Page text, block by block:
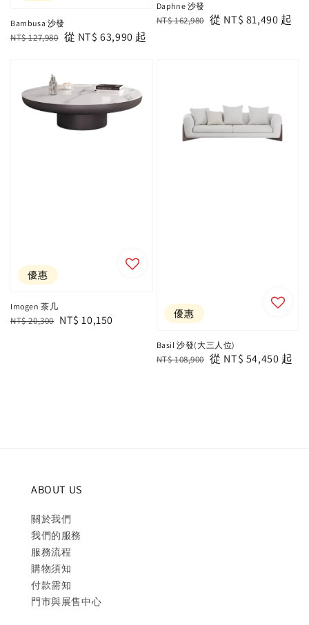
Bambusa 沙發
Regular
NT$ 127,980 Sale
從 NT$ 63,990 起
Daphne 沙發
Regular
NT$ 162,980 Sale
從 NT$ 81,490 起
優惠
Imogen 茶几
Regular
NT$ 20,300 Sale
NT$ 10,150 優惠
Basil 沙發(大三人位)
Regular
NT$ 108,900 Sale
從 NT$ 54,450 起
ABOUT US
關於我們
我們的服務
服務流程
購物須知
付款需知
門市與展售中心